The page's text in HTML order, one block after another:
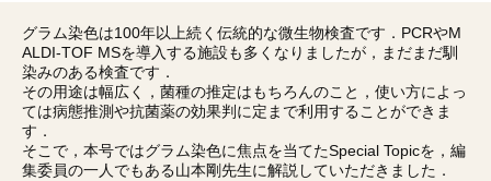
グラム染色は100年以上続く伝統的な微生物検査です．PCRやM
ALDI-TOF MSを導入する施設も多くなりましたが，まだまだ馴
染みのある検査です．
その用途は幅広く，菌種の推定はもちろんのこと，使い方によっ
ては病態推測や抗菌薬の効果判に定まで利用することができま
す．
そこで，本号ではグラム染色に焦点を当てたSpecial Topicを，編
集委員の一人でもある山本剛先生に解説していただきました．